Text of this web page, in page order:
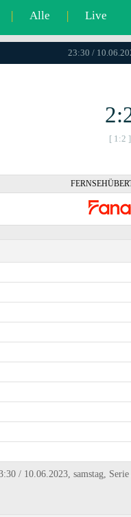
| Alle | Live
23:30 /
[ 1:2 ]
/ 10.06.2023, samstag,